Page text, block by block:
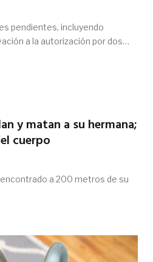
pendientes, incluyendo
a la autorización por dos…
y matan a su hermana;
cuerpo
a 200 metros de su